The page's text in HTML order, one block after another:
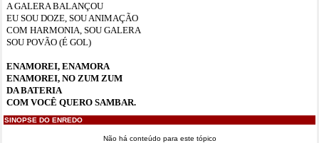
A GALERA BALANÇOU
EU SOU DOZE, SOU ANIMAÇÃO
COM HARMONIA, SOU GALERA
SOU POVÃO (É GOL)
ENAMOREI, ENAMORA
ENAMOREI, NO ZUM ZUM
DA BATERIA
COM VOCÊ QUERO SAMBAR.
SINOPSE DO ENREDO
Não há conteúdo para este tópico